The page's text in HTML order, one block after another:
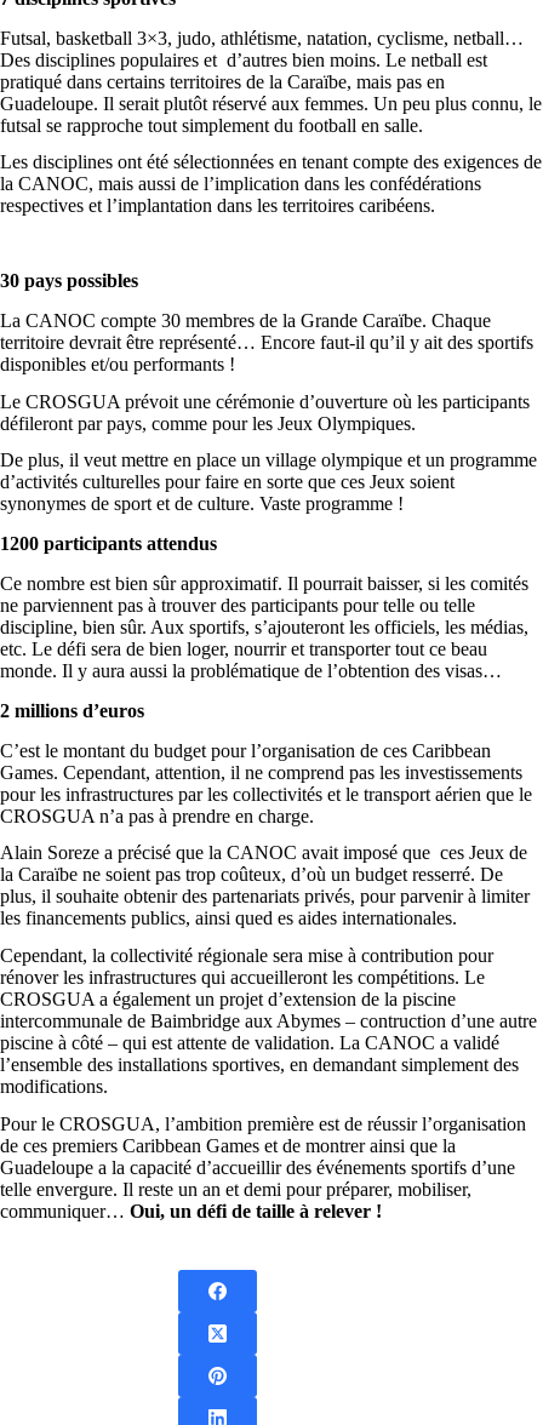
Futsal, basketball 3×3, judo, athlétisme, natation, cyclisme, netball…
Des disciplines populaires et d’autres bien moins. Le netball est
pratiqué dans certains territoires de la Caraïbe, mais pas en
Guadeloupe. Il serait plutôt réservé aux femmes. Un peu plus connu, le
futsal se rapproche tout simplement du football en salle.
Les disciplines ont été sélectionnées en tenant compte des exigences de
la CANOC, mais aussi de l’implication dans les confédérations
respectives et l’implantation dans les territoires caribéens.
30 pays possibles
La CANOC compte 30 membres de la Grande Caraïbe. Chaque
territoire devrait être représenté… Encore faut-il qu’il y ait des sportifs
disponibles et/ou performants !
Le CROSGUA prévoit une cérémonie d’ouverture où les participants
défileront par pays, comme pour les Jeux Olympiques.
De plus, il veut mettre en place un village olympique et un programme
d’activités culturelles pour faire en sorte que ces Jeux soient
synonymes de sport et de culture. Vaste programme !
1200 participants attendus
Ce nombre est bien sûr approximatif. Il pourrait baisser, si les comités
ne parviennent pas à trouver des participants pour telle ou telle
discipline, bien sûr. Aux sportifs, s’ajouteront les officiels, les médias,
etc. Le défi sera de bien loger, nourrir et transporter tout ce beau
monde. Il y aura aussi la problématique de l’obtention des visas…
2 millions d’euros
C’est le montant du budget pour l’organisation de ces Caribbean
Games. Cependant, attention, il ne comprend pas les investissements
pour les infrastructures par les collectivités et le transport aérien que le
CROSGUA n’a pas à prendre en charge.
Alain Soreze a précisé que la CANOC avait imposé que ces Jeux de
la Caraïbe ne soient pas trop coûteux, d’où un budget resserré. De
plus, il souhaite obtenir des partenariats privés, pour parvenir à limiter
les financements publics, ainsi qued es aides internationales.
Cependant, la collectivité régionale sera mise à contribution pour
rénover les infrastructures qui accueilleront les compétitions. Le
CROSGUA a également un projet d’extension de la piscine
intercommunale de Baimbridge aux Abymes – contruction d’une autre
piscine à côté – qui est attente de validation. La CANOC a validé
l’ensemble des installations sportives, en demandant simplement des
modifications.
Pour le CROSGUA, l’ambition première est de réussir l’organisation
de ces premiers Caribbean Games et de montrer ainsi que la
Guadeloupe a la capacité d’accueillir des événements sportifs d’une
telle envergure. Il reste un an et demi pour préparer, mobiliser,
communiquer… Oui, un défi de taille à relever !